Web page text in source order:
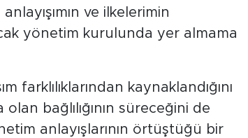
ve ilkelerimin
yönetim kurulunda yer almama
farklılıklarından kaynaklandığını
bağlılığının süreceğini de
anlayışlarının örtüştüğü bir